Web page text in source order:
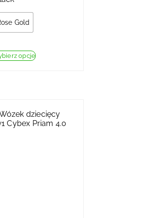
Gold
opcje